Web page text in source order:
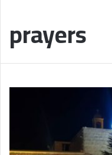
prayers